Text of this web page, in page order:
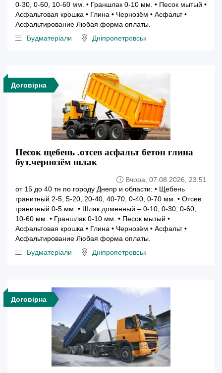
0-30, 0-60, 10-60 мм. • Граншлак 0-10 мм. • Песок мытый •
Асфальтовая крошка • Глина • Чернозём • Асфальт •
Асфальтирование Любая форма оплаты.
Будматеріали
Дніпропетровськ
Договірна
Песок щебень .отсев асфальт бетон глина
бут.чернозём шлак
Вчора, 07.08.2026, 23:51
от 15 до 40 тн по городу Днепр и области: • Щебень
гранитный 2-5, 5-20, 20-40, 40-70, 0-40, 0-70 мм. • Отсев
гранитный 0-5 мм. • Шлак доменный – 0-10, 0-30, 0-60,
10-60 мм. • Граншлак 0-10 мм. • Песок мытый •
Асфальтовая крошка • Глина • Чернозём • Асфальт •
Асфальтирование Любая форма оплаты.
Будматеріали
Дніпропетровськ
Договірна